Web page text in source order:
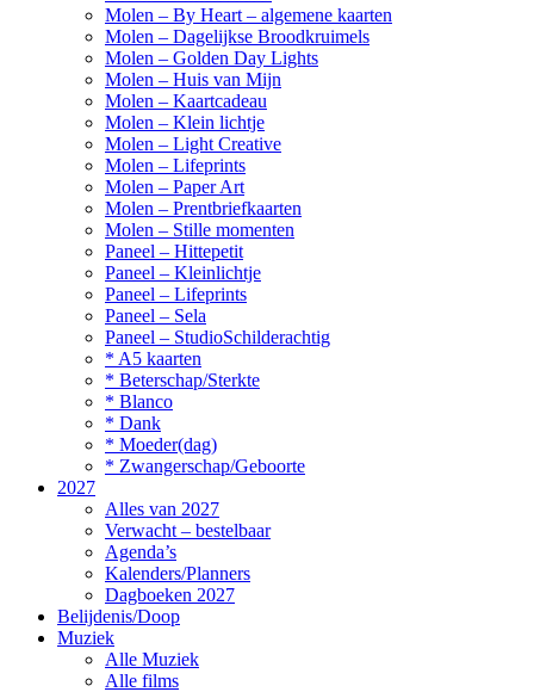
Molen – By Heart – algemene kaarten
Molen – Dagelijkse Broodkruimels
Molen – Golden Day Lights
Molen – Huis van Mijn
Molen – Kaartcadeau
Molen – Klein lichtje
Molen – Light Creative
Molen – Lifeprints
Molen – Paper Art
Molen – Prentbriefkaarten
Molen – Stille momenten
Paneel – Hittepetit
Paneel – Kleinlichtje
Paneel – Lifeprints
Paneel – Sela
Paneel – StudioSchilderachtig
* A5 kaarten
* Beterschap/Sterkte
* Blanco
* Dank
* Moeder(dag)
* Zwangerschap/Geboorte
2027
Alles van 2027
Verwacht – bestelbaar
Agenda’s
Kalenders/Planners
Dagboeken 2027
Belijdenis/Doop
Muziek
Alle Muziek
Alle films